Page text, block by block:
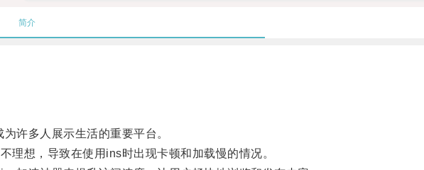
简介
多人展示生活的重要平台。
想，导致在使用ins时出现卡顿和加载慢的情况。